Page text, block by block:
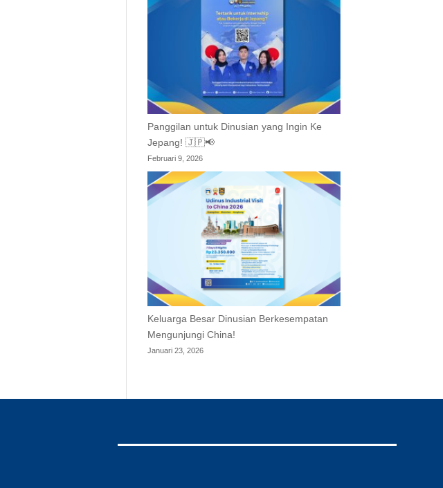
Panggilan untuk Dinusian yang Ingin Ke
Jepang! 🇯🇵📢
Februari 9, 2026
Keluarga Besar Dinusian Berkesempatan
Mengunjungi China!
Januari 23, 2026